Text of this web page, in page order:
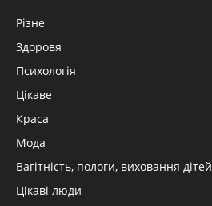
Різне
Здоровя
Психологія
Цікаве
Краса
Мода
Вагітність, пологи, виховання дітей
Цікаві люди